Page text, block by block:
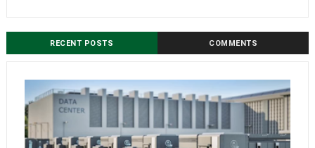
RECENT POSTS COMMENTS